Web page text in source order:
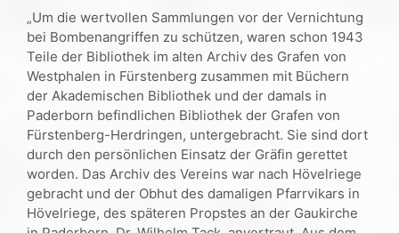
„Um die wertvollen Sammlungen vor der Vernichtung
bei Bombenangriffen zu schützen, waren schon 1943
Teile der Bibliothek im alten Archiv des Grafen von
Westphalen in Fürstenberg zusammen mit Büchern
der Akademischen Bibliothek und der damals in
Paderborn befindlichen Bibliothek der Grafen von
Fürstenberg-Herdringen, untergebracht. Sie sind dort
durch den persönlichen Einsatz der Gräfin gerettet
worden. Das Archiv des Vereins war nach Hövelriege
gebracht und der Obhut des damaligen Pfarrvikars in
Hövelriege, des späteren Propstes an der Gaukirche